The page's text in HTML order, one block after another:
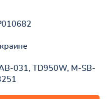
031, TD950W, M-SB-